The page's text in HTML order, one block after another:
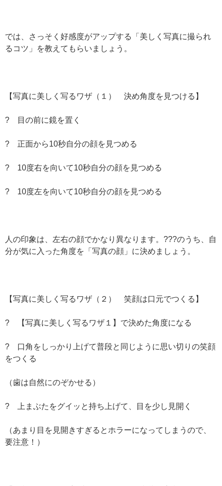
では、さっそく好感度がアップする「美しく写真に撮られ
るコツ」を教えてもらいましょう。
【写真に美しく写るワザ（１） 決め角度を見つける】
? 目の前に鏡を置く
? 正面から10秒自分の顔を見つめる
? 10度右を向いて10秒自分の顔を見つめる
? 10度左を向いて10秒自分の顔を見つめる
人の印象は、左右の顔でかなり異なります。???のうち、自
分が気に入った角度を「写真の顔」に決めましょう。
【写真に美しく写るワザ（２） 笑顔は口元でつくる】
? 【写真に美しく写るワザ１】で決めた角度になる
? 口角をしっかり上げて普段と同じように思い切りの笑顔
をつくる
（歯は自然にのぞかせる）
? 上まぶたをグイッと持ち上げて、目を少し見開く
（あまり目を見開きすぎるとホラーになってしまうので、
要注意！）